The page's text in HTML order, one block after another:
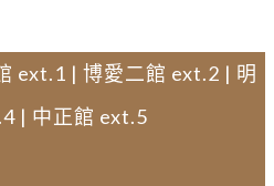
ext.1 | 博愛二館 ext.2 | 明
| 中正館 ext.5